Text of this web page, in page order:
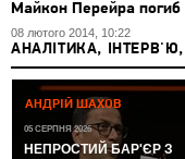
Майкон Перейра
08 лютого 2014, 10:22
АНАЛІТИКА,
АНДРІЙ ШАХОВ
05 СЕРПНЯ 2026
НЕПРОСТИЙ БАР'ЄР З